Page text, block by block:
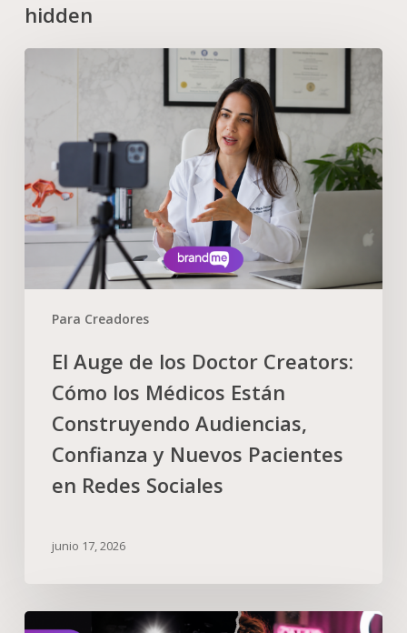
hidden
Para Creadores
El Auge de los Doctor Creators:
Cómo los Médicos Están
Construyendo Audiencias,
Confianza y Nuevos Pacientes
en Redes Sociales
junio 17, 2026